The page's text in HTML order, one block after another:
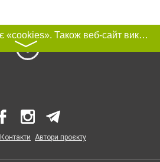
Цей сайт використовує «cookies». Також веб-сайт використовує інтернет-сервіс для збору технічних даних стосовно відвідувачів з метою отримання маркетингової та статистичної інформації. Умови обробки даних відвідувачів сайту див.
〉
Контакти Автори проєкту